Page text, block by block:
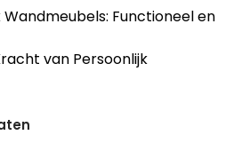
Functioneel en
van Persoonlijk